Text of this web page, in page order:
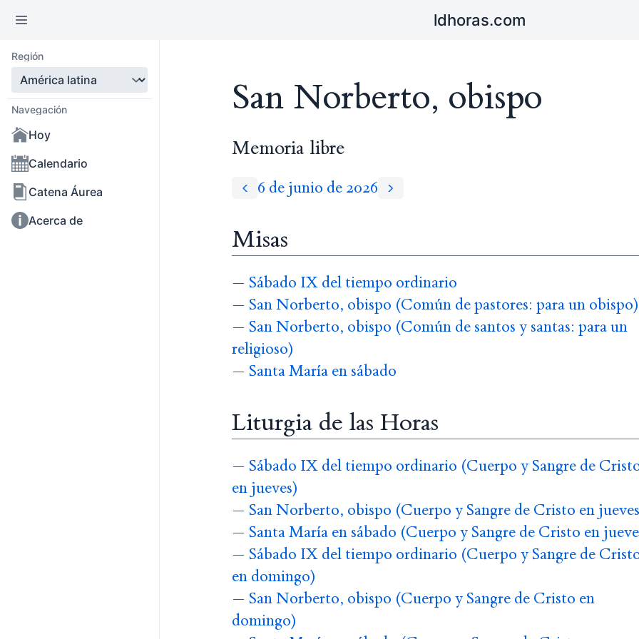
ldhoras.com
Región
Navegación
Hoy
Calendario
Catena Áurea
Acerca de
San Norberto, obispo
Memoria libre
6 de junio de 2026
Misas
— Sábado IX del tiempo ordinario
— San Norberto, obispo (Común de pastores: para un obispo)
— San Norberto, obispo (Común de santos y santas: para un
religioso)
— Santa María en sábado
Liturgia de las Horas
— Sábado IX del tiempo ordinario (Cuerpo y Sangre de
en jueves)
— San Norberto, obispo (Cuerpo y Sangre de Cristo en
— Santa María en sábado (Cuerpo y Sangre de Cristo en
— Sábado IX del tiempo ordinario (Cuerpo y Sangre de
en domingo)
— San Norberto, obispo (Cuerpo y Sangre de Cristo en
domingo)